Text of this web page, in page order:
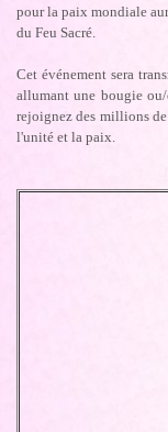
pour la paix mondiale
du Feu Sacré.
Cet événement sera
allumant une bougie
rejoignez des millions de
l'unité et la paix.